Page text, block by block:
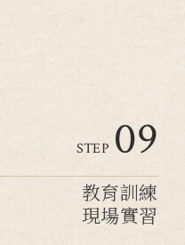
STEP 09
教育訓練
現場實習